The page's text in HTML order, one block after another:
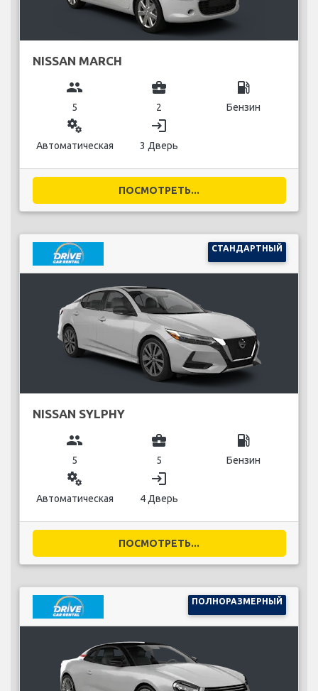
NISSAN MARCH
group
5
business_center
2
local_gas_station
Бензин
miscellaneous_services
Автоматическая
login
3 Дверь
ПОСМОТРЕТЬ...
СТАНДАРТНЫЙ
NISSAN SYLPHY
group
5
business_center
5
local_gas_station
Бензин
miscellaneous_services
Автоматическая
login
4 Дверь
ПОСМОТРЕТЬ...
ПОЛНОРАЗМЕРНЫЙ